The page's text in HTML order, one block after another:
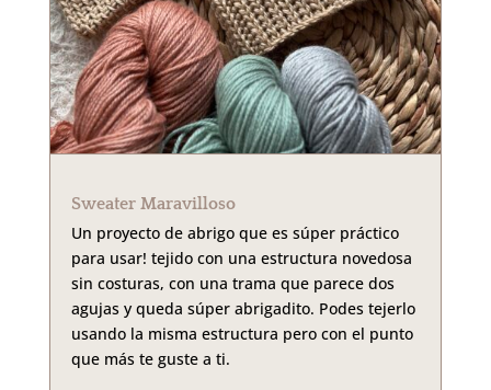
Sweater Maravilloso
Un proyecto de abrigo que es súper práctico
para usar! tejido con una estructura novedosa
sin costuras, con una trama que parece dos
agujas y queda súper abrigadito. Podes tejerlo
usando la misma estructura pero con el punto
que más te guste a ti.